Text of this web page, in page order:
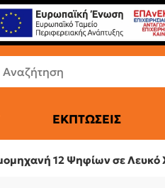
ΕΚΠΤΏΣΕΙΣ
12 Ψηφίων σε